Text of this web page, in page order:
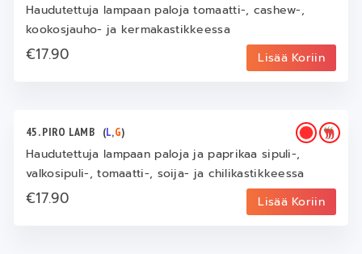
Haudutettuja lampaan paloja tomaatti-, cashew-,
kookosjauho- ja kermakastikkeessa
€17.90 Lisää Koriin
45. PIRO LAMB (L,G)
Haudutettuja lampaan paloja ja paprikaa sipuli-,
valkosipuli-, tomaatti-, soija- ja chilikastikkeessa
€17.90 Lisää Koriin